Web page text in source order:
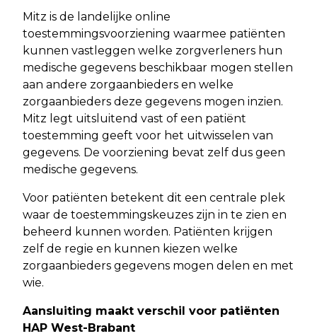
Mitz is de landelijke online
toestemmingsvoorziening waarmee patiënten
kunnen vastleggen welke zorgverleners hun
medische gegevens beschikbaar mogen stellen
aan andere zorgaanbieders en welke
zorgaanbieders deze gegevens mogen inzien.
Mitz legt uitsluitend vast of een patiënt
toestemming geeft voor het uitwisselen van
gegevens. De voorziening bevat zelf dus geen
medische gegevens.
Voor patiënten betekent dit een centrale plek
waar de toestemmingskeuzes zijn in te zien en
beheerd kunnen worden. Patiënten krijgen
zelf de regie en kunnen kiezen welke
zorgaanbieders gegevens mogen delen en met
wie.
Aansluiting maakt verschil voor patiënten
HAP West-Brabant